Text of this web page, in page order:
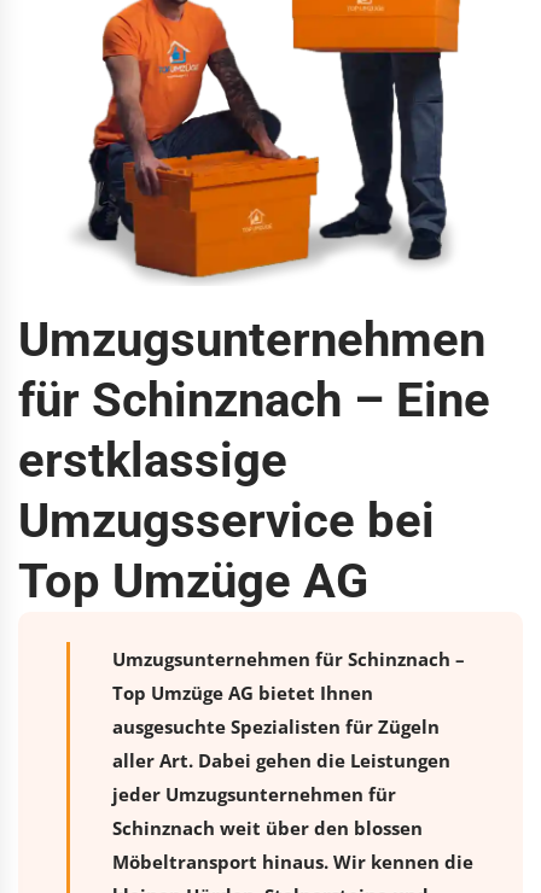
Umzugsunternehmen
für Schinznach – Eine
erstklassige
Umzugsservice bei
Top Umzüge AG
Umzugsunternehmen für Schinznach –
Top Umzüge AG bietet Ihnen
ausgesuchte Spezialisten für Zügeln
aller Art. Dabei gehen die Leistungen
jeder Umzugsunternehmen für
Schinznach weit über den blossen
Möbeltransport hinaus. Wir kennen die